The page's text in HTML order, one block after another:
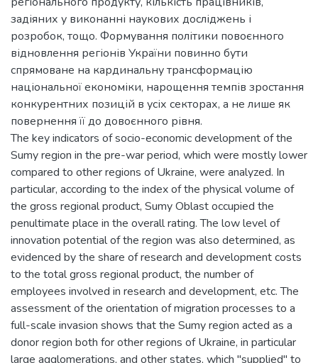
задіяних у виконанні наукових досліджень і
розробок, тощо. Формування політики повоєнного
відновлення регіонів України повинно бути
спрямоване на кардинальну трансформацію
національної економіки, нарощення темпів зростання
конкурентних позицій в усіх секторах, а не лише як
повернення її до довоєнного рівня.
The key indicators of socio-economic development of the
Sumy region in the pre-war period, which were mostly lower
compared to other regions of Ukraine, were analyzed. In
particular, according to the index of the physical volume of
the gross regional product, Sumy Oblast occupied the
penultimate place in the overall rating. The low level of
innovation potential of the region was also determined, as
evidenced by the share of research and development costs
to the total gross regional product, the number of
employees involved in research and development, etc. The
assessment of the orientation of migration processes to a
full-scale invasion shows that the Sumy region acted as a
donor region both for other regions of Ukraine, in particular
large agglomerations, and other states, which "supplied" to